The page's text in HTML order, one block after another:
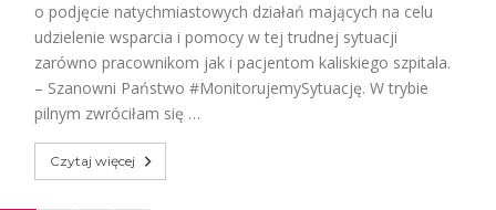
o podjęcie natychmiastowych działań mających na celu
udzielenie wsparcia i pomocy w tej trudnej sytuacji
zarówno pracownikom jak i pacjentom kaliskiego szpitala.
– Szanowni Państwo #MonitorujemySytuację. W trybie
pilnym zwróciłam się …
Czytaj więcej